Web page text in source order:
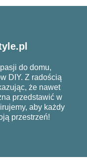
do domu,
DIY. Z radością
że nawet
przedstawić w
aby każdy
przestrzeń!